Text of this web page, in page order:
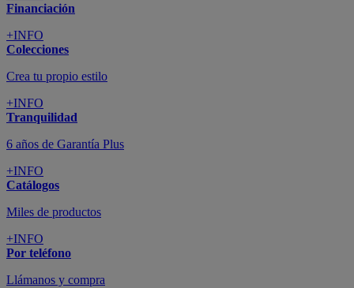
Financiación
+INFO
Colecciones
Crea tu propio estilo
+INFO
Tranquilidad
6 años de Garantía Plus
+INFO
Catálogos
Miles de productos
+INFO
Por teléfono
Llámanos y compra